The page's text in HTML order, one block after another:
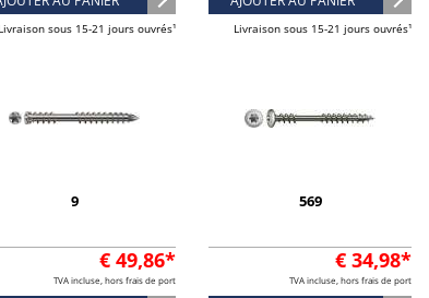
Livraison sous 15-21 jours ouvrés¹ Livraison sous 15-21 jours ouvrés¹
9
€ 49,86*
TVA incluse, hors frais de port
569
€ 34,98*
TVA incluse, hors frais de port